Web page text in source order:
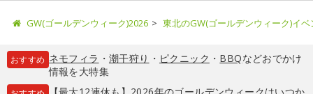
GW(ゴールデンウィーク)2026 東北のGW(ゴールデンウィーク)イ
おすすめ ネモフィラ ・ 潮干狩り ・ ピクニック ・ BBQなどおでかけ
情報を大特集